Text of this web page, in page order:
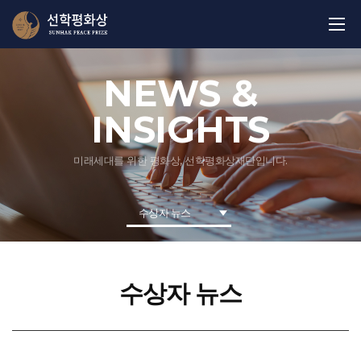
NEWS &
INSIGHTS
미래세대를 위한 평화상, 선학평화상재단입니다.
수상자 뉴스
수상자 뉴스